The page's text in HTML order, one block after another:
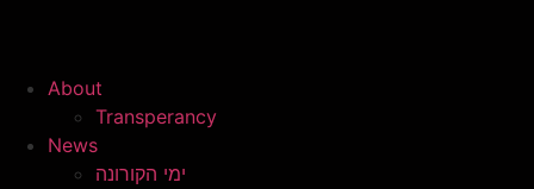
About
Transperancy
News
ימי הקורונה